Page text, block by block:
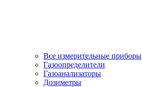
Все измерительные приборы
Газоопределители
Газоанализаторы
Дозиметры